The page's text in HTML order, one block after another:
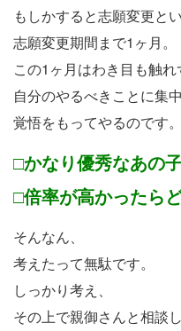
もしかすると志願変更と
志願変更期間まで1ヶ月。
この1ヶ月はわき目も触れ
自分のやるべきことに集
覚悟をもってやるのです。
□かなり優秀なあの
□倍率が高かったら
そんなん、
考えたって無駄です。
しっかり考え、
その上で親御さんと相談